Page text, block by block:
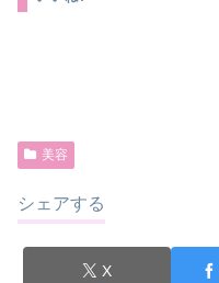
美容
シェアする
X